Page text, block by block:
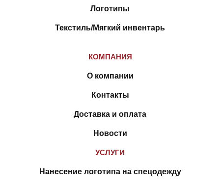
Логотипы
Текстиль/Мягкий инвентарь
КОМПАНИЯ
О компании
Контакты
Доставка и оплата
Новости
УСЛУГИ
Нанесение логотипа на спецодежду